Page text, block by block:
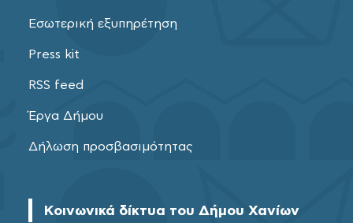
Εσωτερική εξυπηρέτηση
Press kit
RSS feed
Έργα Δήμου
Δήλωση προσβασιμότητας
Κοινωνικά δίκτυα του Δήμου Χανίων